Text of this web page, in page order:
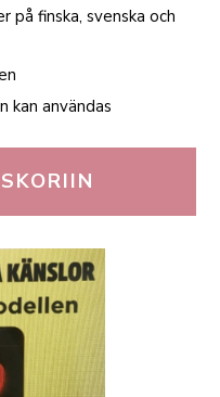
på finska, svenska och
kan användas